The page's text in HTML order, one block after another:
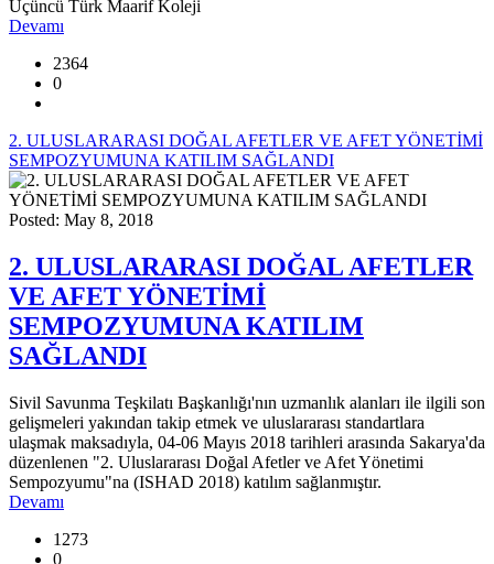
Üçüncü Türk Maarif Koleji
Devamı
2364
0
2. ULUSLARARASI DOĞAL AFETLER VE AFET YÖNETİMİ
SEMPOZYUMUNA KATILIM SAĞLANDI
Posted: May 8, 2018
2. ULUSLARARASI DOĞAL AFETLER
VE AFET YÖNETİMİ
SEMPOZYUMUNA KATILIM
SAĞLANDI
Sivil Savunma Teşkilatı Başkanlığı'nın uzmanlık alanları ile ilgili son
gelişmeleri yakından takip etmek ve uluslararası standartlara
ulaşmak maksadıyla, 04-06 Mayıs 2018 tarihleri arasında Sakarya'da
düzenlenen "2. Uluslararası Doğal Afetler ve Afet Yönetimi
Sempozyumu"na (ISHAD 2018) katılım sağlanmıştır.
Devamı
1273
0